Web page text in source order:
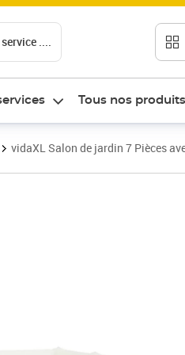
....
Tous nos produits
vidaXL Salon de jardin 7 Pièces